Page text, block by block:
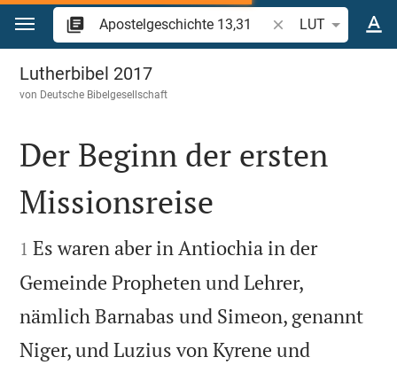
Zum Inhalt springen
Bibelstelle oder
LUT
Apostelgeschichte 13
Lutherbibel 2017
von Deutsche Bibelgesellschaft

Der Beginn der ersten
Missionsreise

1 Es waren aber in Antiochia in der
Gemeinde Propheten und Lehrer,
nämlich Barnabas und Simeon, genannt
Niger, und Luzius von Kyrene und